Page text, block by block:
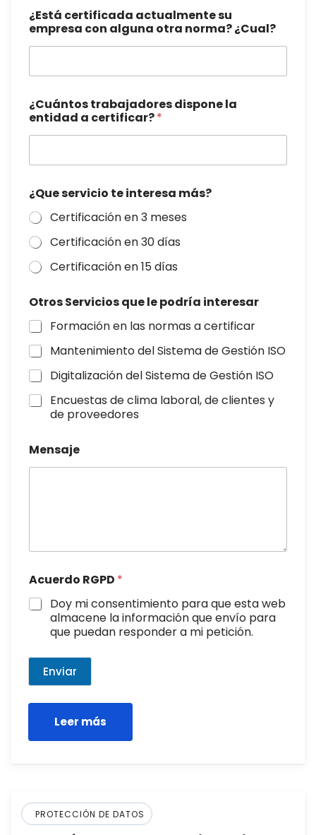
¿Está certificada actualmente su
empresa con alguna otra norma? ¿Cual?
¿Cuántos trabajadores dispone la
entidad a certificar?*
¿Que servicio te interesa más?
Certificación en 3 meses
Certificación en 30 días
Certificación en 15 días
Otros Servicios que le podría interesar
Formación en las normas a certificar
Mantenimiento del Sistema de Gestión ISO
Digitalización del Sistema de Gestión ISO
Encuestas de clima laboral, de clientes y
de proveedores
Mensaje
Acuerdo RGPD *
Doy mi consentimiento para que esta web
almacene la información que envío para
que puedan responder a mi petición.
Enviar
Leer más
PROTECCIÓN DE DATOS